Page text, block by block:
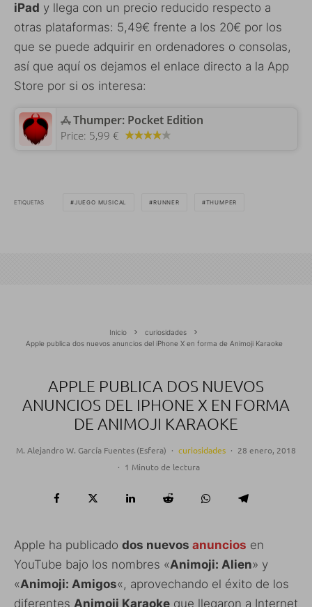
iPad y llega con un precio reducido respecto a
otras plataformas: 5,49€ frente a los 20€ por los
que se puede adquirir en ordenadores o consolas,
así que aquí os dejamos el enlace directo a la App
Store por si os interesa:
‎Thumper: Pocket Edition
Price: 5,99 €
ETIQUETAS JUEGO MUSICAL RUNNER THUMPER
Inicio
curiosidades
Apple publica dos nuevos anuncios del iPhone X en forma de Animoji Karaoke
APPLE PUBLICA DOS NUEVOS
ANUNCIOS DEL IPHONE X EN FORMA
DE ANIMOJI KARAOKE
M. Alejandro W. García Fuentes (Esfera) · curiosidades · 28 enero, 2018
· 1 Minuto de lectura
Apple ha publicado dos nuevos anuncios en
YouTube bajo los nombres «Animoji: Alien» y
«Animoji: Amigos«, aprovechando el éxito de los
diferentes Animoji Karaoke que llegaron a Internet